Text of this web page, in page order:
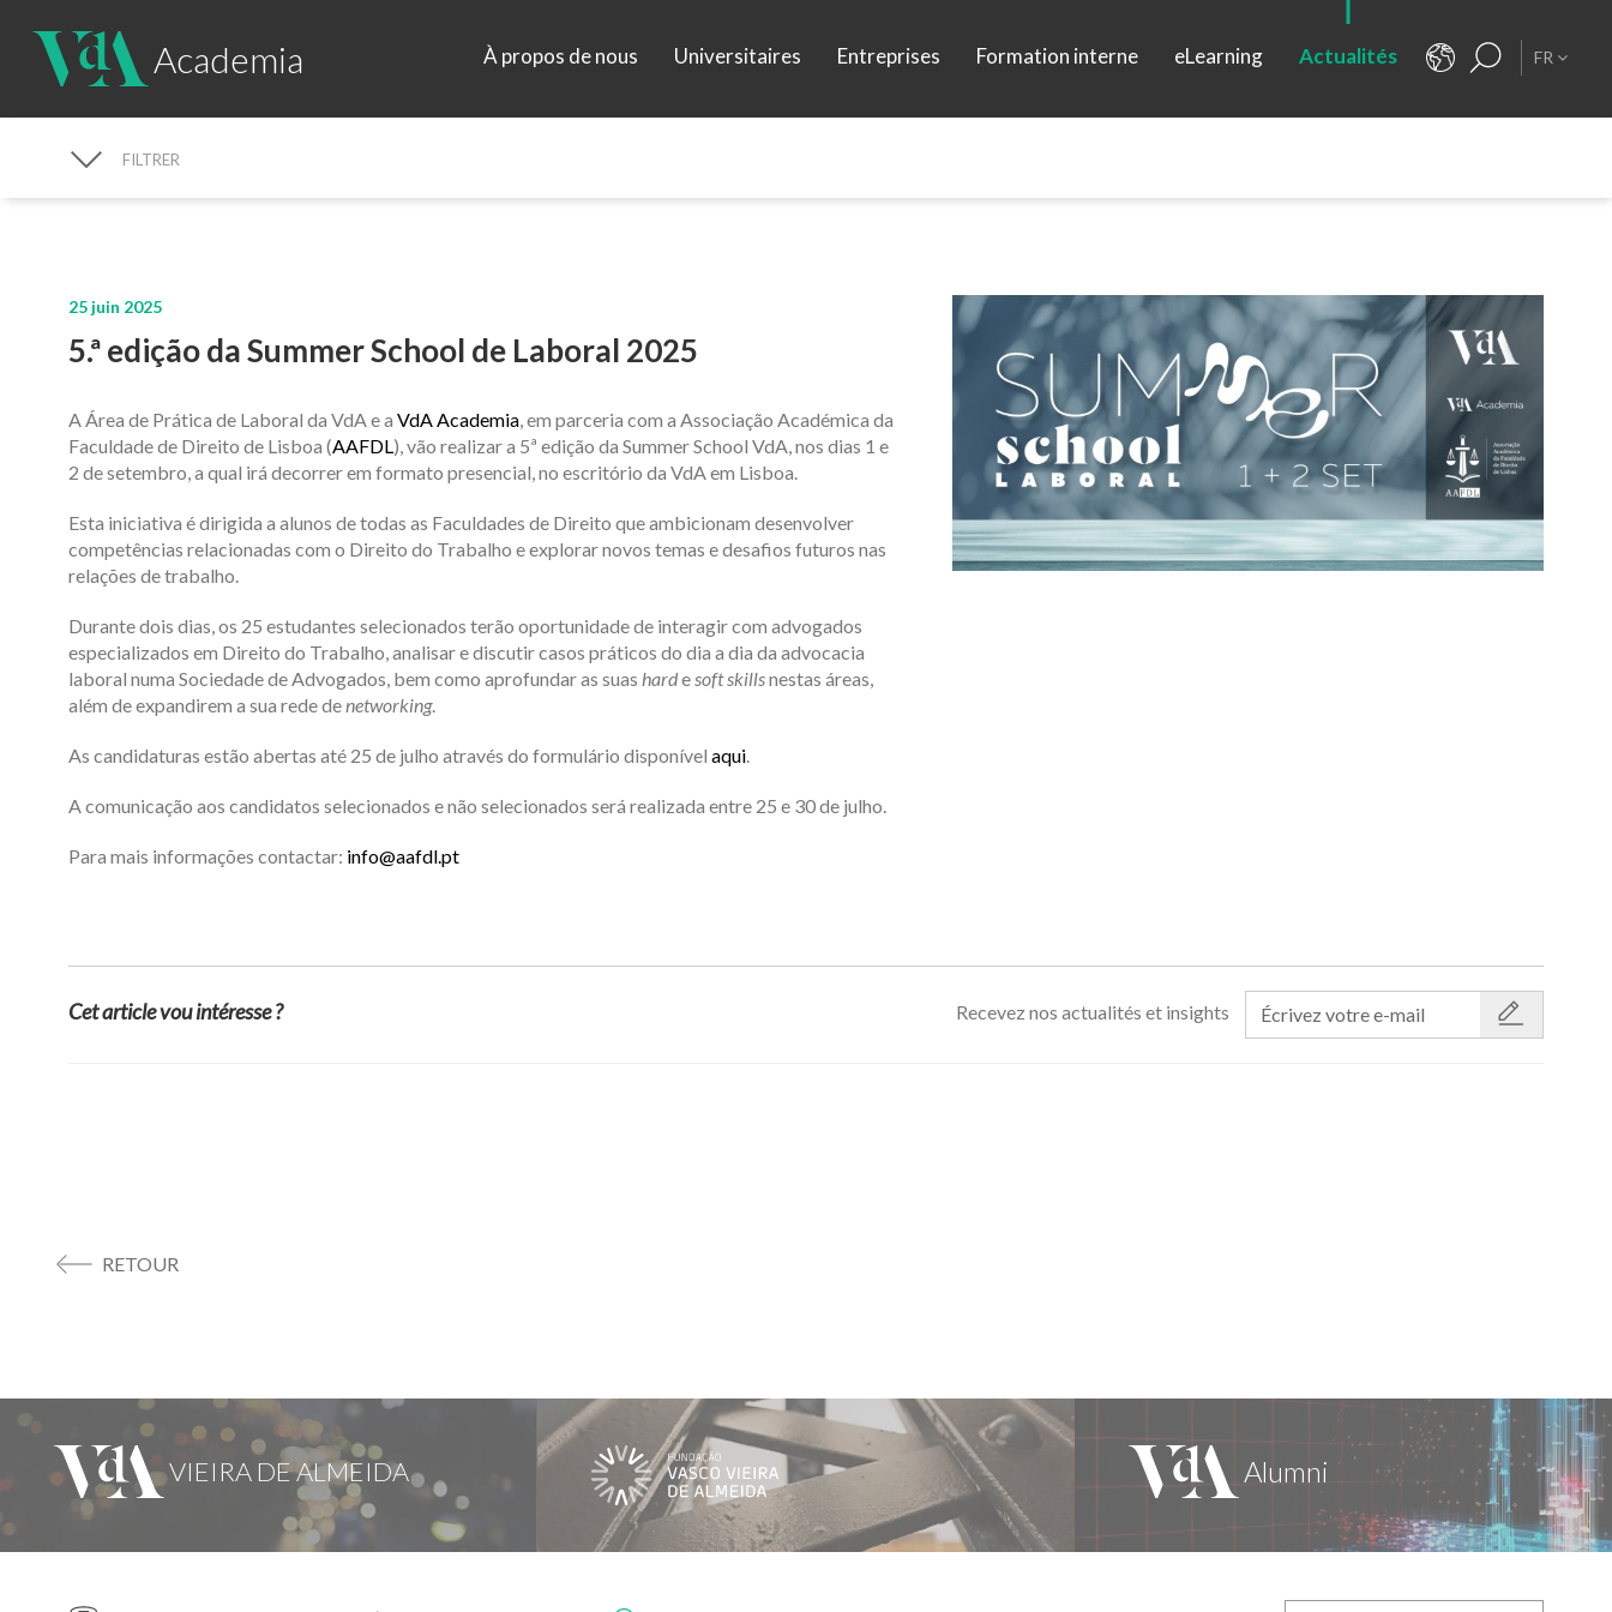
Academia À propos de nous Universitaires Entreprises Formation interne eLearning Actualités FR
RECHERCHE D'ACTUALITÉS
FILTRER
25 juin 2025
5.ª edição da Summer School de Laboral 2025
A Área de Prática de Laboral da VdA e a VdA Academia , em parceria com a Associação Académica da
Faculdade de Direito de Lisboa (AAFDL ), vão realizar a 5ª edição da Summer School VdA , nos dias 1 e
2 desetembro , a qual irá decorrer em formato presencial, no escritório da VdA em Lisboa.
Esta iniciativa édirigida a alunos de todas as Faculdades de Direitoque ambicionam desenvolver
competências relacionadas com o Direito do Trabalho e explorar novos temas e desafios futuros nas
relações de trabalho.
Durante dois dias, os 25 estudantes selecionados terão oportunidade de interagir com advogados
especializados em Direito do Trabalho, analisar e discutir casos práticos do dia a dia da advocacia
laboral numa Sociedade de Advogados, bem como aprofundar as suas harde softskillsnestas áreas,
além de expandirem a sua rede de networking.
Ascandidaturas estão abertas até 25 de julhoatravés do formulário disponívelaqui
A comunicação aos candidatos selecionados e não selecionados será realizada entre 25 e 30 de julho.
Para mais informações contactar: info@aafdl.pt
Cet article vou intéresse ? Recevez nos actualités et insights
RETOUR